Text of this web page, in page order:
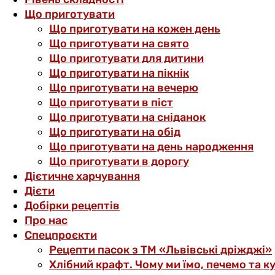
Що приготувати
Що приготувати на кожен день
Що приготувати на свято
Що приготувати для дитини
Що приготувати на пікнік
Що приготувати на вечерю
Що приготувати в піст
Що приготувати на сніданок
Що приготувати на обід
Що приготувати на день народження
Що приготувати в дорогу
Дієтичне харчування
Дієти
Добірки рецептів
Про нас
Спецпроєкти
Рецепти пасок з ТМ «Львівські дріжджі»
Хлібний крафт. Чому ми їмо, печемо та